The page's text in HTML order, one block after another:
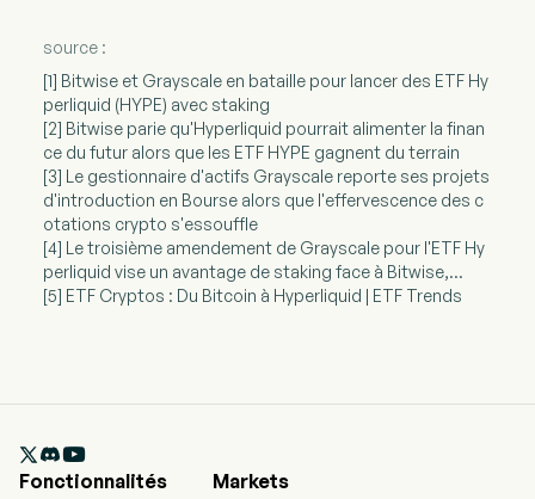
source :
[1] Bitwise et Grayscale en bataille pour lancer des ETF Hy
perliquid (HYPE) avec staking
[2] Bitwise parie qu'Hyperliquid pourrait alimenter la finan
ce du futur alors que les ETF HYPE gagnent du terrain
[3] Le gestionnaire d'actifs Grayscale reporte ses projets
d'introduction en Bourse alors que l'effervescence des c
otations crypto s'essouffle
[4] Le troisième amendement de Grayscale pour l'ETF Hy
perliquid vise un avantage de staking face à Bitwise,...
[5] ETF Cryptos : Du Bitcoin à Hyperliquid | ETF Trends

Fonctionnalités
Markets